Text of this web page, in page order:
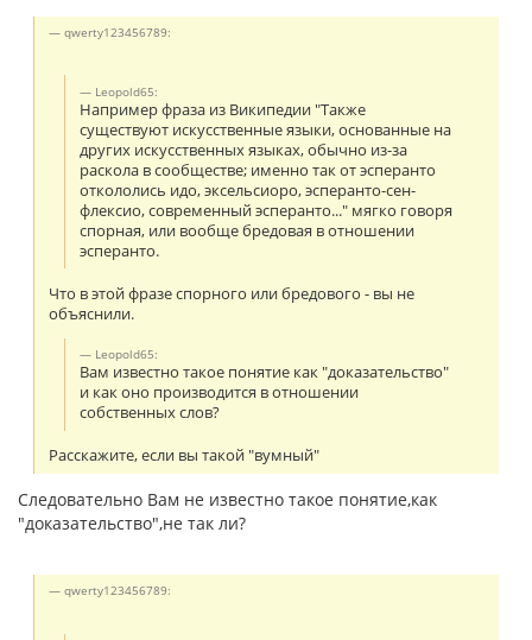
qwerty123456789:
Leopold65:
Например фраза из Википедии "Также
существуют искусственные языки, основанные на
других искусственных языках, обычно из-за
раскола в сообществе; именно так от эсперанто
откололись идо, эксельсиоро, эсперанто-сен-
флексио, современный эсперанто..." мягко говоря
спорная, или вообще бредовая в отношении
эсперанто.
Что в этой фразе спорного или бредового - вы не
объяснили.
Leopold65:
Вам известно такое понятие как "доказательство"
и как оно производится в отношении
собственных слов?
Расскажите, если вы такой "вумный"
Следовательно Вам не известно такое понятие,как
"доказательство",не так ли?
qwerty123456789: